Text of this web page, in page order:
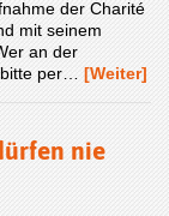
der Charité
mit seinem
an der
per… [Weiter]
nie